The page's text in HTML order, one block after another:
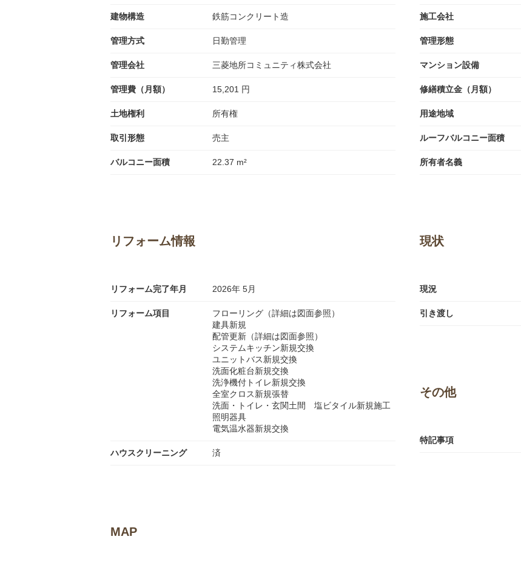
建物構造 鉄筋コンクリート造 施工会社
管理方式 日勤管理 管理形態
管理会社 三菱地所コミュニティ株式会社 マンション設備
管理費（月額） 15,201 円 修繕積立金（月額）
土地権利 所有権 用途地域
取引形態 売主 ルーフバルコニー面積
バルコニー面積 22.37 m² 所有者名義
リフォーム情報
リフォーム完了年月 2026年 5月
リフォーム項目
フローリング（詳細は図面参照）
建具新規
配管更新（詳細は図面参照）
システムキッチン新規交換
ユニットバス新規交換
洗面化粧台新規交換
洗浄機付トイレ新規交換
全室クロス新規張替
洗面・トイレ・玄関土間 塩ビタイル新規施工
照明器具
電気温水器新規交換
ハウスクリーニング 済
現状
現況
引き渡し
その他
特記事項
MAP